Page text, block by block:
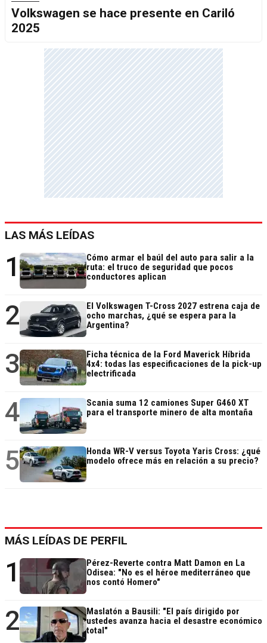
Volkswagen se hace presente en Cariló
2025
LAS MÁS LEÍDAS
1
Cómo armar el baúl del auto para salir a la
ruta: el truco de seguridad que pocos
conductores aplican
2
El Volkswagen T-Cross 2027 estrena caja de
ocho marchas, ¿qué se espera para la
Argentina?
3
Ficha técnica de la Ford Maverick Híbrida
4x4: todas las especificaciones de la pick-up
electrificada
4
Scania suma 12 camiones Super G460 XT
para el transporte minero de alta montaña
5
Honda WR-V versus Toyota Yaris Cross: ¿qué
modelo ofrece más en relación a su precio?
MÁS LEÍDAS DE PERFIL
1
Pérez-Reverte contra Matt Damon en La
Odisea: "No es el héroe mediterráneo que
nos contó Homero"
2
Maslatón a Bausili: "El país dirigido por
ustedes avanza hacia el desastre económico
total"